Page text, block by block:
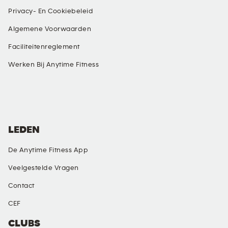
Privacy- En Cookiebeleid
Algemene Voorwaarden
Faciliteitenreglement
Werken Bij Anytime Fitness
CLUBS
LEDEN
De Anytime Fitness App
Veelgestelde Vragen
Contact
CEF